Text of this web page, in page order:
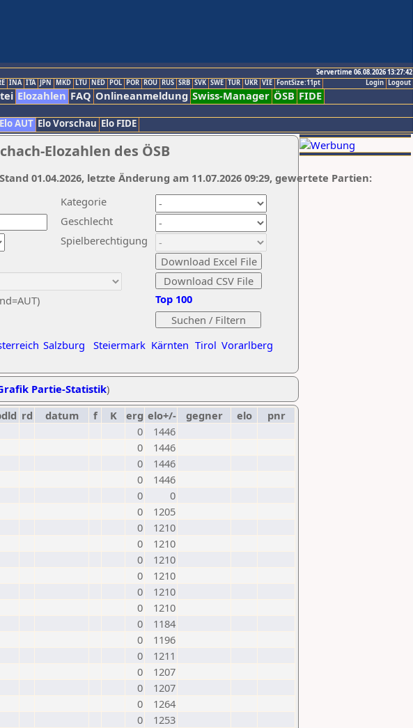
Servertime 06.08.2026 13:27:42
Logout
Login
INA ITA JPN MKD LTU NED POL POR ROU RUS SRB SVK SWE TUR UKR VIE FontSize:11pt
Elozahlen FAQ Onlineanmeldung Swiss-Manager ÖSB FIDE
Elo AUT Elo Vorschau Elo FIDE
Elozahlen des ÖSB
Kategorie
Geschlecht
Spielberechtigung
Salzburg Steiermark Kärnten Tirol Vorarlberg
Top 100
01.04.2026, letzte Änderung am 11.07.2026 09:29, gewertete Partien:
Partie-Statistik)
rd datum f K erg elo+/- gegner elo
pnr
0
1446
0
1446
0
1446
0
1446
0
0
0
1205
0
1210
0
1210
0
1210
0
1210
0
1210
0
1210
0
1184
0
1196
0
1211
0
1207
0
1207
0
1264
0
1253